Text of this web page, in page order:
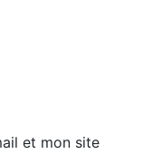
et mon site